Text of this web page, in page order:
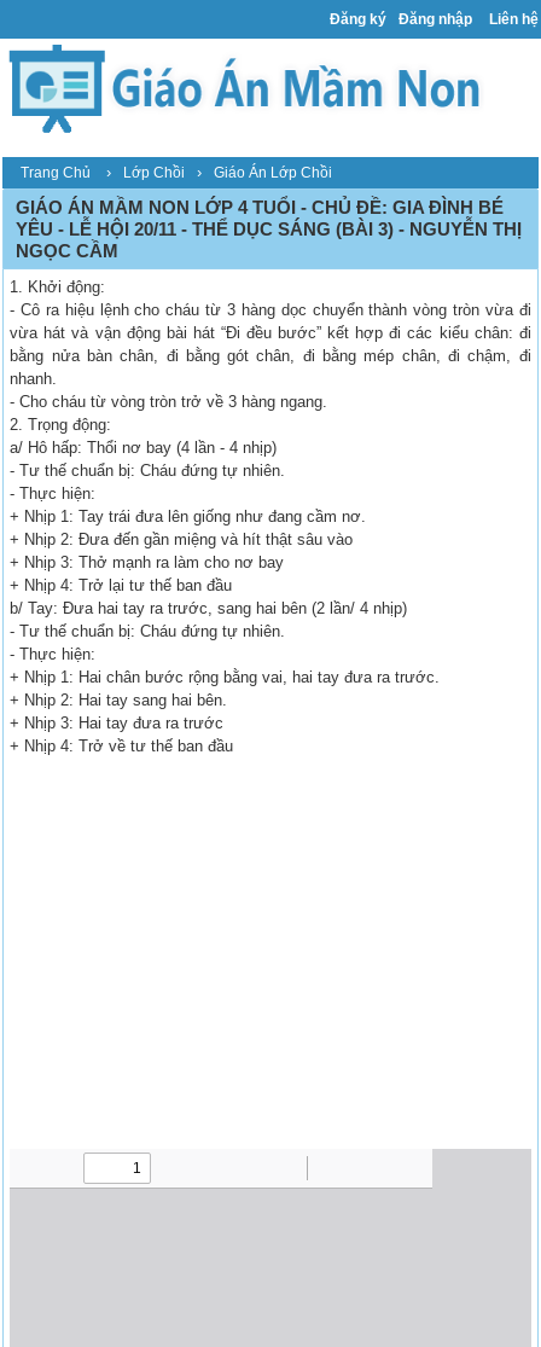
Đăng ký Đăng nhập Liên hệ
Trang Chủ › Lớp Chồi › Giáo Án Lớp Chồi
GIÁO ÁN MẦM NON LỚP 4 TUỔI - CHỦ ĐỀ: GIA ĐÌNH BÉ
YÊU - LỄ HỘI 20/11 - THỂ DỤC SÁNG (BÀI 3) - NGUYỄN THỊ
NGỌC CẦM
1. Khởi động:
- Cô ra hiệu lệnh cho cháu từ 3 hàng dọc chuyển thành vòng tròn vừa đi
vừa hát và vận động bài hát “Đi đều bước” kết hợp đi các kiểu chân: đi
bằng nửa bàn chân, đi bằng gót chân, đi bằng mép chân, đi chậm, đi
nhanh.
- Cho cháu từ vòng tròn trở về 3 hàng ngang.
2. Trọng động:
a/ Hô hấp: Thổi nơ bay (4 lần - 4 nhịp)
- Tư thế chuẩn bị: Cháu đứng tự nhiên.
- Thực hiện:
+ Nhịp 1: Tay trái đưa lên giống như đang cầm nơ.
+ Nhịp 2: Đưa đến gần miệng và hít thật sâu vào
+ Nhịp 3: Thở mạnh ra làm cho nơ bay
+ Nhịp 4: Trở lại tư thế ban đầu
b/ Tay: Đưa hai tay ra trước, sang hai bên (2 lần/ 4 nhịp)
- Tư thế chuẩn bị: Cháu đứng tự nhiên.
- Thực hiện:
+ Nhịp 1: Hai chân bước rộng bằng vai, hai tay đưa ra trước.
+ Nhịp 2: Hai tay sang hai bên.
+ Nhịp 3: Hai tay đưa ra trước
+ Nhịp 4: Trở về tư thế ban đầu